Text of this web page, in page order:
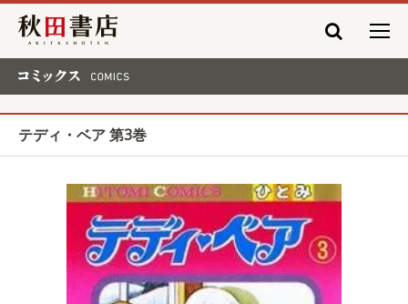
秋田書店
テディ・ベア 第3巻